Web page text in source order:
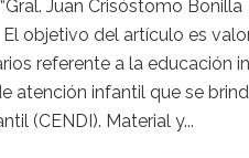
Juan Crisóstomo Bonilla
objetivo del artículo es
referente a la educación
atención infantil que se
(CENDI). Material y...